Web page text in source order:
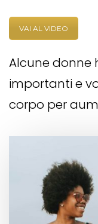
VAI AL VIDEO
Alcune donne
importanti e
corpo per